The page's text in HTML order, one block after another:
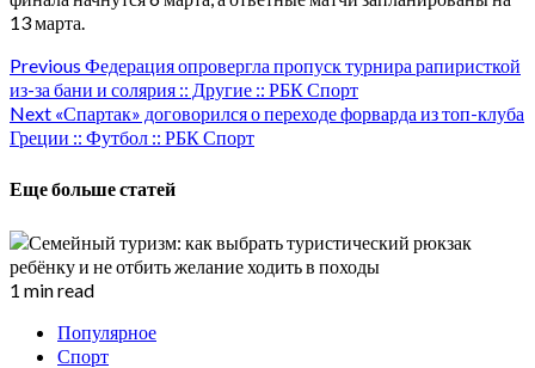
13 марта.
Continue
Reading
Previous Федерация опровергла пропуск турнира рапиристкой
из-за бани и солярия :: Другие :: РБК Спорт
Next «Спартак» договорился о переходе форварда из топ-клуба
Греции :: Футбол :: РБК Спорт
Еще больше статей
1 min read
Популярное
Спорт